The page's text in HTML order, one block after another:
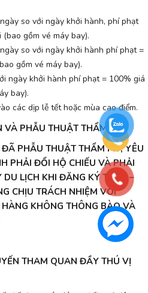
so với ngày khởi hành, phí phạt
gồm vé máy bay).
so với ngày khởi hành phí phạt =
gồm vé máy bay).
ngày khởi hành phí phạt = 100% giá
bay).
các dịp lễ tết hoặc mùa cao điểm.
VÀ PHẪU THUẬT THẨM MỸ
PHẪU THUẬT THẨM MỸ, YÊU
PHẢI ĐỔI HỘ CHIẾU VÀ PHẢI
LỊCH KHI ĐĂNG KÝ TOUR –
CHỊU TRÁCH NHIỆM VỚI
KHÔNG THÔNG BÀO VÀ
THAM QUAN ĐẦY THÚ VỊ